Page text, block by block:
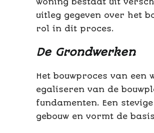
woning bestaat uit
uitleg gegeven over het
rol in dit proces.
De Grondwerken
Het bouwproces van
egaliseren van de
fundamenten. Een
gebouw en vormt de